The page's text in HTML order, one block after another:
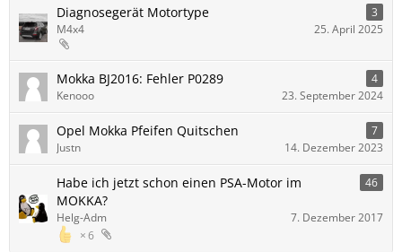
Diagnosegerät Motortype
3
M4x4
25. April 2025
Mokka BJ2016: Fehler P0289
4
Kenooo
23. September 2024
Opel Mokka Pfeifen Quitschen
7
Justn
14. Dezember 2023
Habe ich jetzt schon einen PSA-Motor im
MOKKA?
46
6
Helg-Adm 7. Dezember 2017